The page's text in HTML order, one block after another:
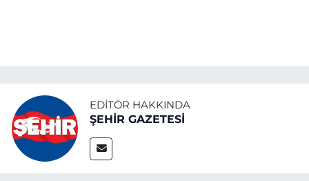
EDITÖR HAKKINDA
ŞEHİR GAZETESİ